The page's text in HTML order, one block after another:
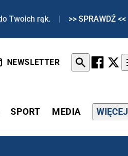
Twoich rąk. | >> SPRAWDŹ <<
NEWSLETTER
SPORT MEDIA WIĘCEJ